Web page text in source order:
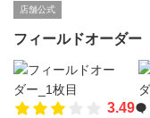
店舗公式
フィールドオーダー
3.49